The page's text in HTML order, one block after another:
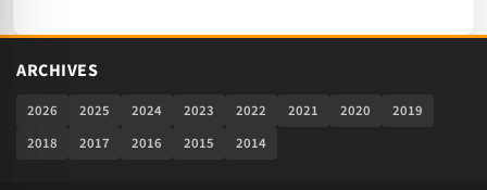
ARCHIVES
2026 2025 2024 2023 2022 2021 2020
2019
2018
2017 2016 2015 2014